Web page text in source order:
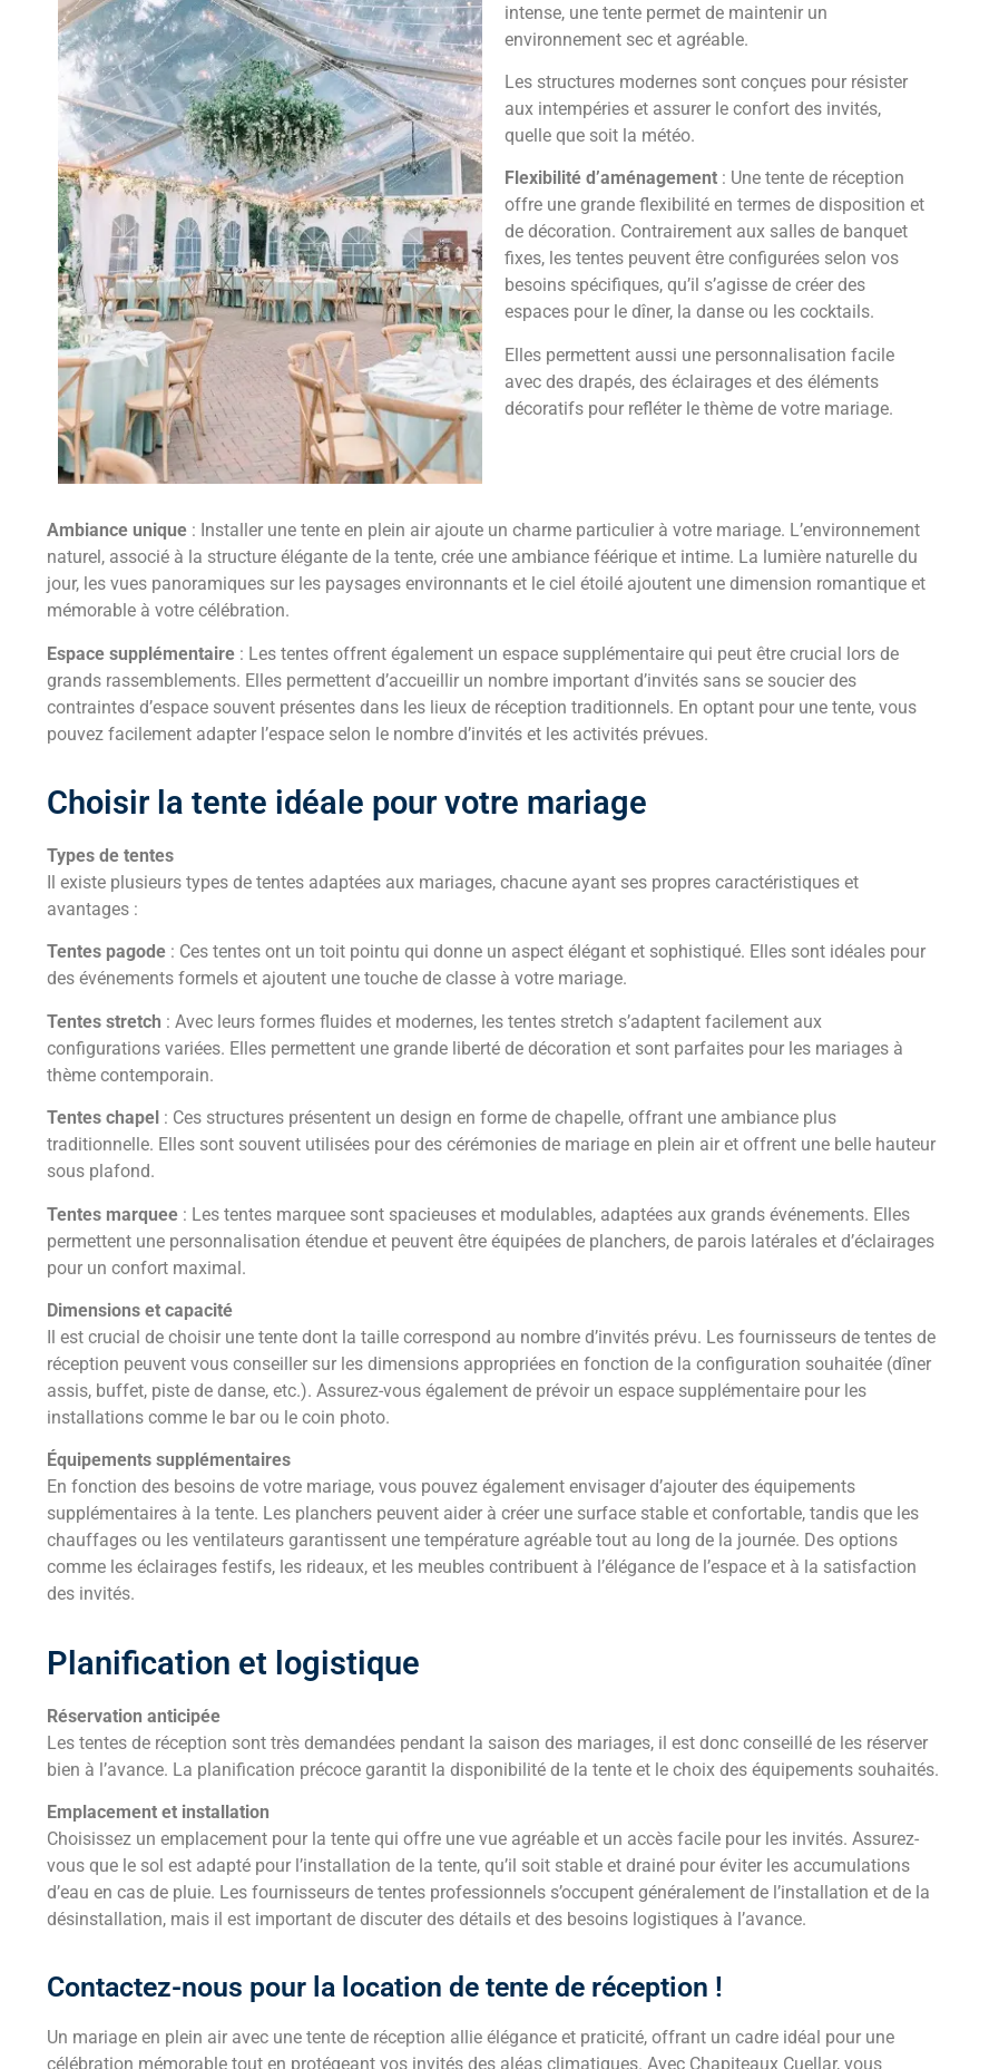
intense, une tente permet de maintenir un
environnement sec et agréable.
Les structures modernes sont conçues pour résister
aux intempéries et assurer le confort des invités,
quelle que soit la météo.
Flexibilité d’aménagement: Une tente de réception
offre une grande flexibilité en termes de disposition et
de décoration. Contrairement aux salles de banquet
fixes, les tentes peuvent être configurées selon vos
besoins spécifiques, qu’il s’agisse de créer des
espaces pour le dîner, la danse ou les cocktails.
Elles permettent aussi une personnalisation facile
avec des drapés, des éclairages et des éléments
décoratifs pour refléter le thème de votre mariage.
Ambiance unique : Installer une tente en plein air ajoute un charme particulier à votre mariage. L’environnement
naturel, associé à la structure élégante de la tente, crée une ambiance féérique et intime. La lumière naturelle du
jour, les vues panoramiques sur les paysages environnants et le ciel étoilé ajoutent une dimension romantique et
mémorable à votre célébration.
Espace supplémentaire : Les tentes offrent également un espace supplémentaire qui peut être crucial lors de
grands rassemblements. Elles permettent d’accueillir un nombre important d’invités sans se soucier des
contraintes d’espace souvent présentes dans les lieux de réception traditionnels. En optant pour une tente, vous
pouvez facilement adapter l’espace selon le nombre d’invités et les activités prévues.
Choisir la tente idéale pour votre mariage
Types de tentes
Il existe plusieurs types de tentes adaptées aux mariages, chacune ayant ses propres caractéristiques et
avantages :
Tentes pagode : Ces tentes ont un toit pointu qui donne un aspect élégant et sophistiqué. Elles sont idéales pour
des événements formels et ajoutent une touche de classe à votre mariage.
Tentes stretch : Avec leurs formes fluides et modernes, les tentes stretch s’adaptent facilement aux
configurations variées. Elles permettent une grande liberté de décoration et sont parfaites pour les mariages à
thème contemporain.
Tentes chapel : Ces structures présentent un design en forme de chapelle, offrant une ambiance plus
traditionnelle. Elles sont souvent utilisées pour des cérémonies de mariage en plein air et offrent une belle hauteur
sous plafond.
Tentes marquee : Les tentes marquee sont spacieuses et modulables, adaptées aux grands événements. Elles
permettent une personnalisation étendue et peuvent être équipées de planchers, de parois latérales et d’éclairages
pour un confort maximal.
Dimensions et capacité
Il est crucial de choisir une tente dont la taille correspond au nombre d’invités prévu. Les fournisseurs de tentes de
réception peuvent vous conseiller sur les dimensions appropriées en fonction de la configuration souhaitée (dîner
assis, buffet, piste de danse, etc.). Assurez-vous également de prévoir un espace supplémentaire pour les
installations comme le bar ou le coin photo.
Équipements supplémentaires
En fonction des besoins de votre mariage, vous pouvez également envisager d’ajouter des équipements
supplémentaires à la tente. Les planchers peuvent aider à créer une surface stable et confortable, tandis que les
chauffages ou les ventilateurs garantissent une température agréable tout au long de la journée. Des options
comme les éclairages festifs, les rideaux, et les meubles contribuent à l’élégance de l’espace et à la satisfaction
des invités.
Planification et logistique
Réservation anticipée
Les tentes de réception sont très demandées pendant la saison des mariages, il est donc conseillé de les réserver
bien à l’avance. La planification précoce garantit la disponibilité de la tente et le choix des équipements souhaités.
Emplacement et installation
Choisissez un emplacement pour la tente qui offre une vue agréable et un accès facile pour les invités. Assurez-
vous que le sol est adapté pour l’installation de la tente, qu’il soit stable et drainé pour éviter les accumulations
d’eau en cas de pluie. Les fournisseurs de tentes professionnels s’occupent généralement de l’installation et de la
désinstallation, mais il est important de discuter des détails et des besoins logistiques à l’avance.
Contactez-nous pour la location de tente de réception !
Un mariage en plein air avec une tente de réception allie élégance et praticité, offrant un cadre idéal pour une
célébration mémorable tout en protégeant vos invités des aléas climatiques. Avec Chapiteaux Cuellar, vous